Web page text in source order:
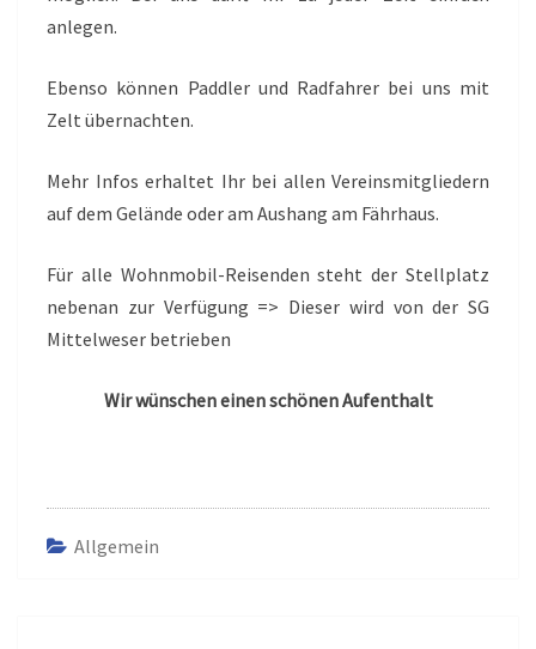
anlegen.
Ebenso können Paddler und Radfahrer bei uns mit
Zelt übernachten.
Mehr Infos erhaltet Ihr bei allen Vereinsmitgliedern
auf dem Gelände oder am Aushang am Fährhaus.
Für alle Wohnmobil-Reisenden steht der Stellplatz
nebenan zur Verfügung => Dieser wird von der SG
Mittelweser betrieben
Wir wünschen einen schönen Aufenthalt
Allgemein